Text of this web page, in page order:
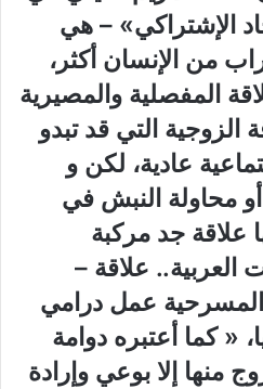
الإشتراكي‮» – ‬هي‮
من الإنسان أكثر،‮
المفصلية والمصيرية
الزوجية التي‮ ‬قد تبدو
عادية،‮ ‬لكن و
محاولة النبش في‮
علاقة جد مركبة
‬علاقة‮ –
عمل درامي‮
« ‬كما أعتبره دوامة
منها إلا بوعي‮ ‬وإرادة